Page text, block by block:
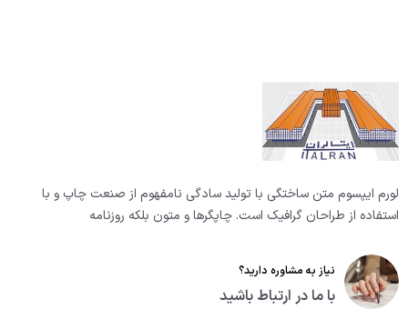
لورم ایپسوم متن ساختگی با تولید سادگی نامفهوم از صنعت چاپ و با
استفاده از طراحان گرافیک است. چاپگرها و متون بلکه روزنامه
نیاز به مشاوره دارید؟
با ما در ارتباط باشید